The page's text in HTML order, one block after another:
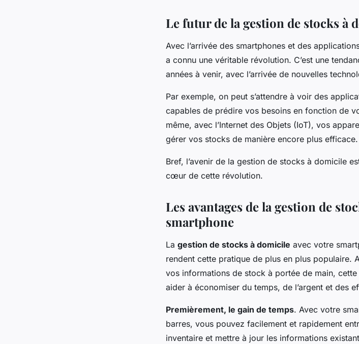
Le futur de la gestion de stocks à
Avec l’arrivée des smartphones et des
a connu une véritable révolution. C’est une
années à venir, avec l’arrivée de nouvelles
Par exemple, on peut s’attendre à voir des
capables de prédire vos besoins en fonction de
même, avec l’Internet des Objets (IoT), vos
gérer vos stocks de manière encore plus efficace.
Bref, l’avenir de la gestion de stocks à domicile
cœur de cette révolution.
Les avantages de la gestion de
smartphone
La gestion de stocks à domicile avec votre
rendent cette pratique de plus en plus populaire.
vos informations de stock à portée de main,
aider à économiser du temps, de l’argent et des
Premièrement, le gain de temps. Avec votre
barres, vous pouvez facilement et rapidement
inventaire et mettre à jour les informations